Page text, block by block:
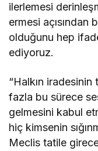
ilerlemesi
ermesi açısından
olduğunu hep
ediyoruz.
“Halkın
fazla bu sürece
gelmesini kabul
hiç kimsenin
Meclis tatile